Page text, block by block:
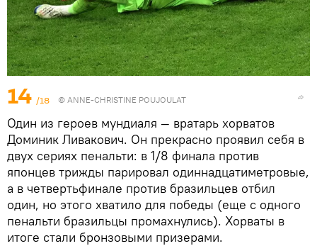
14 /18 © ANNE-CHRISTINE POUJOULAT
Один из героев мундиаля — вратарь хорватов
Доминик Ливакович. Он прекрасно проявил себя в
двух сериях пенальти: в 1/8 финала против
японцев трижды парировал одиннадцатиметровые,
а в четвертьфинале против бразильцев отбил
один, но этого хватило для победы (еще с одного
пенальти бразильцы промахнулись). Хорваты в
итоге стали бронзовыми призерами.